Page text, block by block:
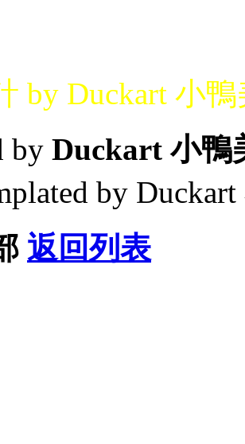
by Duckart 小
by Duckart 小鴨
by
返回列表